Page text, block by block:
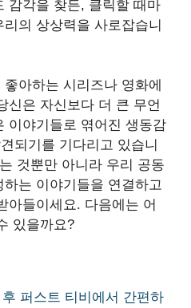
감각을 찾든, 클릭할 때마
의 상상력을 사로잡습니
아하는 시리즈나 영화에
신은 자신보다 더 큰 무언
이야기들로 엮어진 생동감
되기를 기다리고 있습니
것뿐만 아니라 우리 공동
는 이야기들을 연결하고
아들이세요. 다음에는 어
있을까요?
퍼스트 티비에서 간편하